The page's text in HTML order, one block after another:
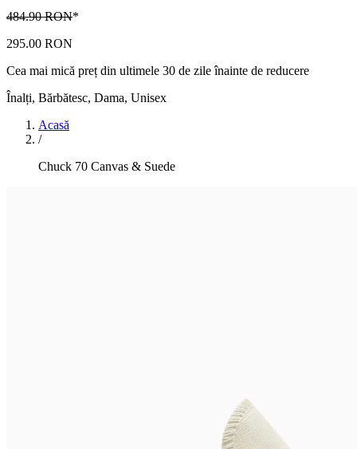
484.90 RON*
295.00 RON
Cea mai mică preț din ultimele 30 de zile înainte de reducere
Înalți, Bărbătesc, Dama, Unisex
Acasă
/
Chuck 70 Canvas & Suede